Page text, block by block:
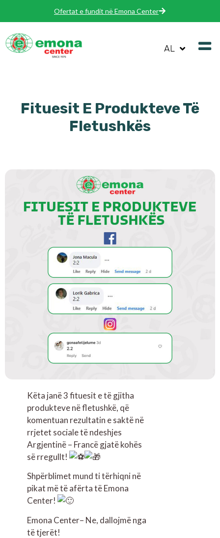
Ofertat e fundit në Emona Center
AL
Fituesit E Produkteve Të
Fletushkës
Këta janë 3 fituesit e të gjitha
produkteve në fletushkë, që
komentuan rezultatin e saktë në
rrjetet sociale të ndeshjes
Argjentinë – Francë gjatë kohës
së rregullt!
Shpërblimet mund ti tërhiqni në
pikat më të afërta të Emona
Center!
Emona Center– Ne, dallojmë nga
të tjerët!